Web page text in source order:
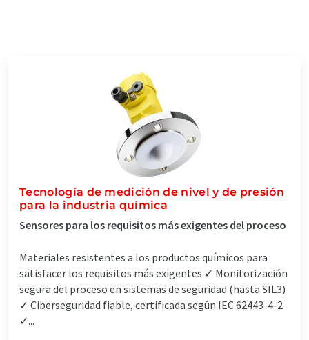
Tecnología de medición de nivel y de presión
para la industria química
Sensores para los requisitos más exigentes del proceso
Materiales resistentes a los productos químicos para
satisfacer los requisitos más exigentes ✓ Monitorización
segura del proceso en sistemas de seguridad (hasta SIL3)
✓ Ciberseguridad fiable, certificada según IEC 62443-4-2
✓...